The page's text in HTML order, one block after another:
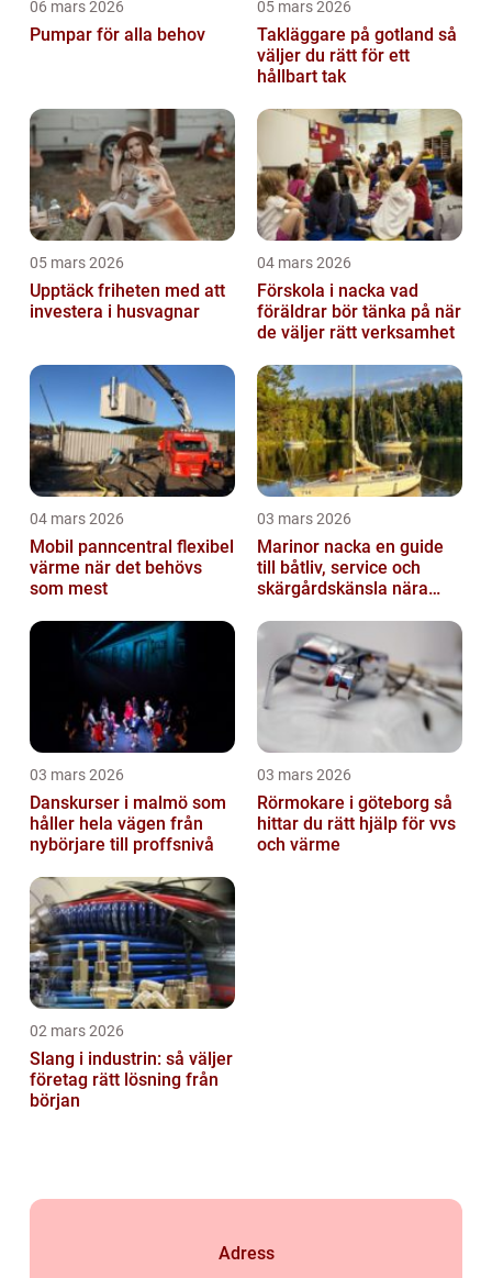
06 mars 2026
Pumpar för alla behov
05 mars 2026
Takläggare på gotland så
väljer du rätt för ett
hållbart tak
05 mars 2026
Upptäck friheten med att
investera i husvagnar
04 mars 2026
Förskola i nacka vad
föräldrar bör tänka på när
de väljer rätt verksamhet
04 mars 2026
Mobil panncentral flexibel
värme när det behövs
som mest
03 mars 2026
Marinor nacka en guide
till båtliv, service och
skärgårdskänsla nära
03 mars 2026
Danskurser i malmö som
håller hela vägen från
nybörjare till proffsnivå
03 mars 2026
Rörmokare i göteborg så
hittar du rätt hjälp för vvs
och värme
02 mars 2026
Slang i industrin: så väljer
företag rätt lösning från
början
Adress